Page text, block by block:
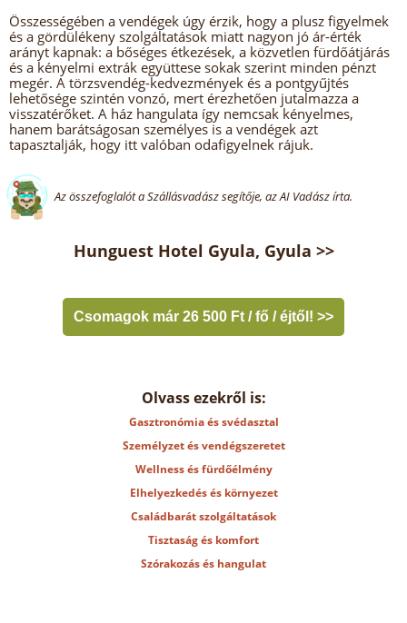
Összességében a vendégek úgy érzik, hogy a plusz figyelmek
és a gördülékeny szolgáltatások miatt nagyon jó ár-érték
arányt kapnak: a bőséges étkezések, a közvetlen fürdőátjárás
és a kényelmi extrák együttese sokak szerint minden pénzt
megér. A törzsvendég-kedvezmények és a pontgyűjtés
lehetősége szintén vonzó, mert érezhetően jutalmazza a
visszatérőket. A ház hangulata így nemcsak kényelmes,
hanem barátságosan személyes is a vendégek azt
tapasztalják, hogy itt valóban odafigyelnek rájuk.
Az összefoglalót a Szállásvadász segítője, az AI Vadász írta.
Hunguest Hotel Gyula, Gyula >>
Csomagok már 26 500 Ft / fő / éjtől! >>
Olvass ezekről is:
Gasztronómia és svédasztal
Személyzet és vendégszeretet
Wellness és fürdőélmény
Elhelyezkedés és környezet
Családbarát szolgáltatások
Tisztaság és komfort
Szórakozás és hangulat